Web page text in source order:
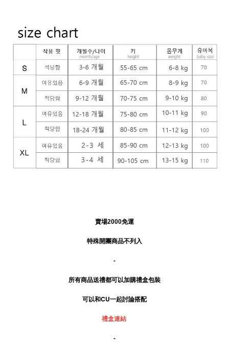
賣場2000免運
特殊開團商品不列入
-
所有商品送禮都可以加購禮盒包裝
可以和CU一起討論搭配
禮盒連結
-